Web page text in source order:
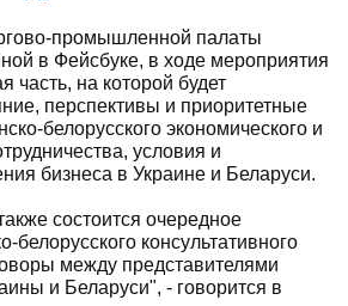
промышленной палаты
в Фейсбуке, в ходе мероприятия
часть, на которой будет
перспективы и приоритетные
белорусского экономического и
условия и
бизнеса в Украине и Беларуси.
состоится очередное
белорусского консультативного
между представителями
и Беларуси", - говорится в